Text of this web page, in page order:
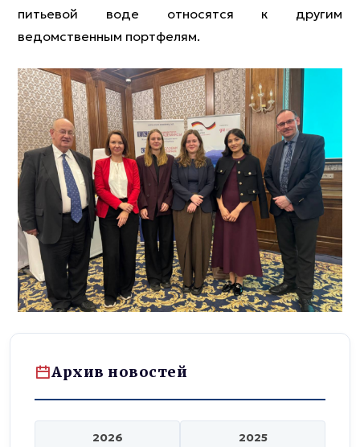
питьевой воде относятся к другим
ведомственным портфелям.
Архив новостей
2026 2025